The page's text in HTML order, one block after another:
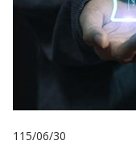
115/06/30